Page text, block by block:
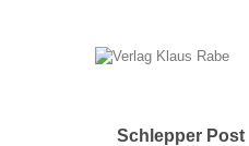
Schlepper Post